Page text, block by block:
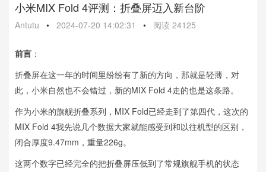
小米MIX Fold 4评测：折叠屏迈入新台阶
Antutu • 2024-07-20 14:02:31 • 阅读 24125
前言 ：
折叠屏在这一年的时间里纷纷有了新的方向，那就是轻薄，对
此，小米自然也不会错过，新的MIX Fold 4走的也是这条路。
作为小米的旗舰折叠系列，MIX Fold已经走到了第四代，这次的
MIX Fold 4我先说几个数据大家就能感受到和以往机型的区别，
闭合厚度9.47mm，重量226g。
这两个数字已经完全的把折叠屏压低到了常规旗舰手机的状态